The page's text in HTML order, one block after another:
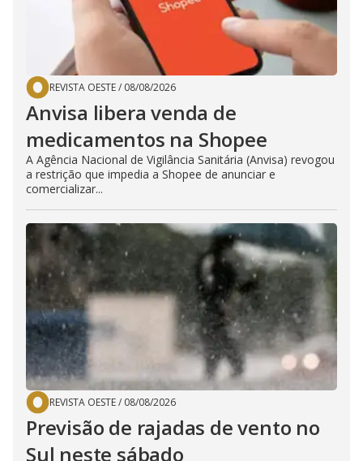
REVISTA OESTE/ 08/08/2026
Anvisa libera venda de
medicamentos na Shopee
A Agência Nacional de Vigilância Sanitária (Anvisa) revogou
a restrição que impedia a Shopee de anunciar e
comercializar...
REVISTA OESTE/ 08/08/2026
Previsão de rajadas de vento no
Sul neste sábado